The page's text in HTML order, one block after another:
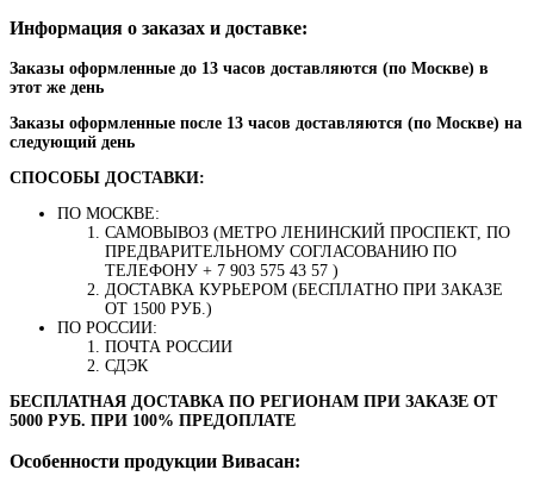
Информация о заказах и доставке:
Заказы оформленные до 13 часов доставляются (по Москве) в
этот же день
Заказы оформленные после 13 часов доставляются (по Москве) на
следующий день
СПОСОБЫ ДОСТАВКИ:
ПО МОСКВЕ:
САМОВЫВОЗ (МЕТРО ЛЕНИНСКИЙ ПРОСПЕКТ, ПО
ПРЕДВАРИТЕЛЬНОМУ СОГЛАСОВАНИЮ ПО
ТЕЛЕФОНУ + 7 903 575 43 57 )
ДОСТАВКА КУРЬЕРОМ (БЕСПЛАТНО ПРИ ЗАКАЗЕ
ОТ 1500 РУБ.)
ПО РОССИИ:
ПОЧТА РОССИИ
СДЭК
БЕСПЛАТНАЯ ДОСТАВКА ПО РЕГИОНАМ ПРИ ЗАКАЗЕ ОТ
5000 РУБ. ПРИ 100% ПРЕДОПЛАТЕ
Особенности продукции Вивасан: